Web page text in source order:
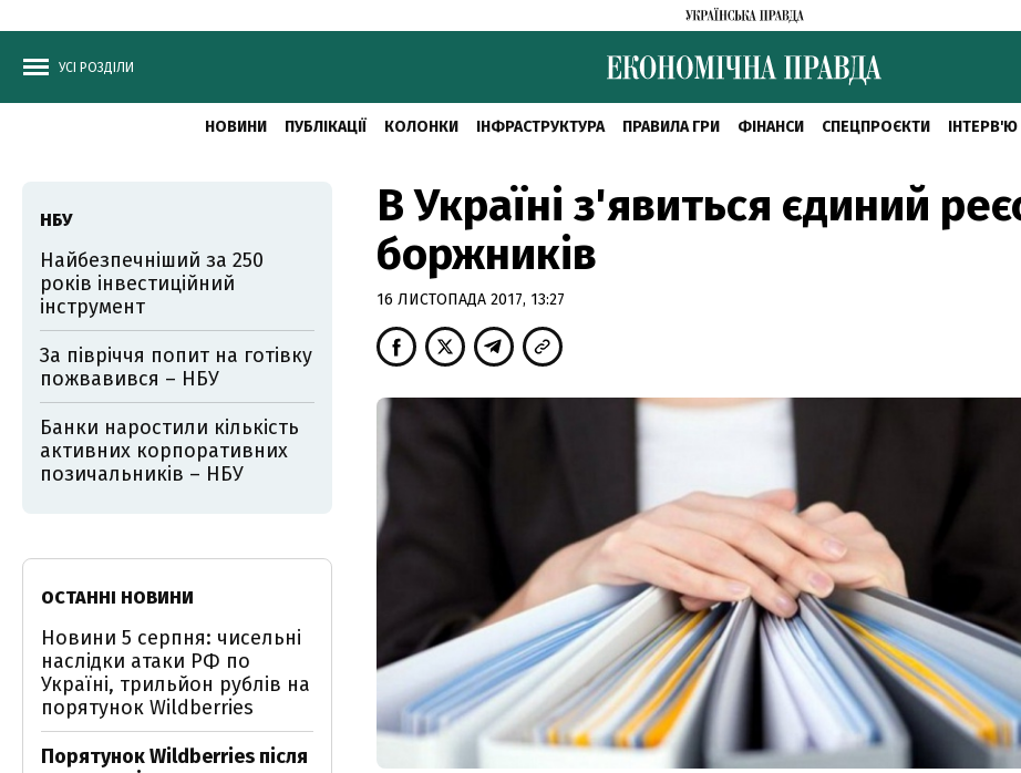
УСІ РОЗДІЛИ
НОВИНИ ПУБЛІКАЦІЇ КОЛОНКИ ІНФРАСТРУКТУРА ПРАВИЛА ГРИ ФІНАНСИ СПЕЦПРОЄКТИ ІНТЕРВ'Ю
В Україні з'явиться єдиний
боржників
16 ЛИСТОПАДА 2017, 13:27
НБУ
Найбезпечніший за 250
років інвестиційний
інструмент
За півріччя попит на готівку
пожвавився – НБУ
Банки наростили кількість
активних корпоративних
позичальників – НБУ
ОСТАННІ НОВИНИ
Новини 5 серпня: чисельні
наслідки атаки РФ по
Україні, трильйон рублів на
порятунок Wildberries
Порятунок Wildberries після